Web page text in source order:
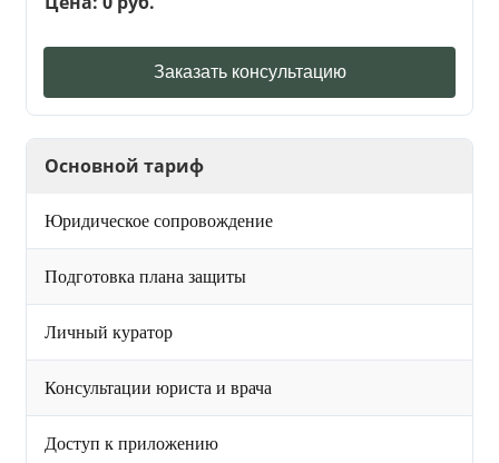
Заказать консультацию
Основной тариф
Юридическое сопровождение
Подготовка плана защиты
Личный куратор
Консультации юриста и врача
Доступ к приложению